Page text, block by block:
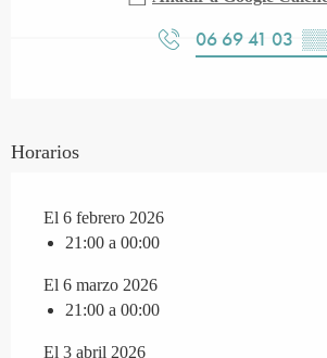
06 69 41 03
Horarios
El 6 febrero 2026
21:00 a 00:00
El 6 marzo 2026
21:00 a 00:00
El 3 abril 2026